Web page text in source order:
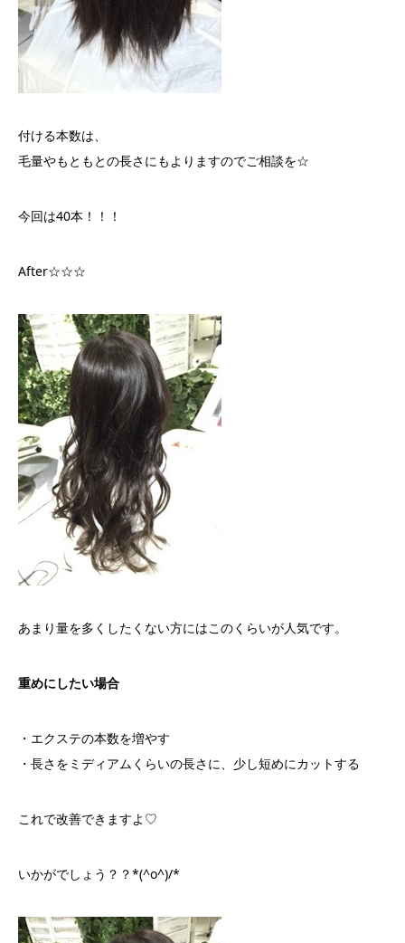
付ける本数は、
毛量やもともとの長さにもよりますのでご相談を☆
今回は40本！！！
After☆☆☆
あまり量を多くしたくない方にはこのくらいが人気です。
重めにしたい場合
・エクステの本数を増やす
・長さをミディアムくらいの長さに、少し短めにカットする
これで改善できますよ♡
いかがでしょう？？*(^o^)/*